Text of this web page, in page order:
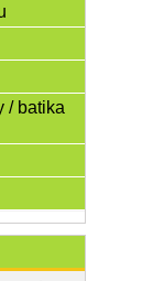
/ batika